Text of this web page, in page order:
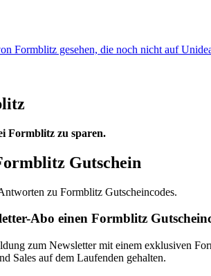
Formblitz gesehen, die noch nicht auf
Formblitz zu sparen.
Gutschein
zu Formblitz Gutscheincodes.
Abo einen Formblitz
zum Newsletter mit einem exklusiven
Sales auf dem Laufenden gehalten.